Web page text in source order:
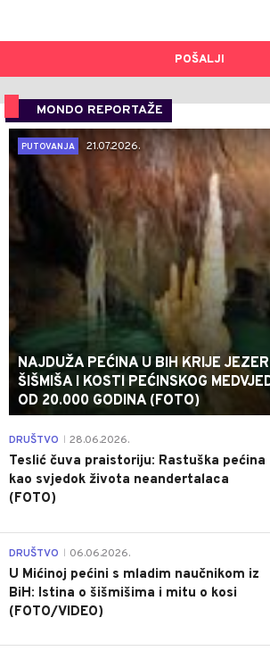
POŠALJI
MONDO REPORTAŽE
PUTOVANJA
21.07.2026.
NAJDUŽA PEĆINA U BIH KRIJE
ŠIŠMIŠA I KOSTI PEĆINSKOG
OD 20.000 GODINA (FOTO)
DRUŠTVO 28.06.2026.
Teslić čuva praistoriju: Rastuška pećina
kao svjedok života neandertalaca
(FOTO)
DRUŠTVO 06.06.2026.
U Mićinoj pećini s mladim naučnikom iz
BiH: Istina o šišmišima i mitu o kosi
(FOTO/VIDEO)